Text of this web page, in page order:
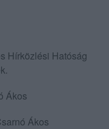
Hírközlési Hatóság
Ákos
Ákos